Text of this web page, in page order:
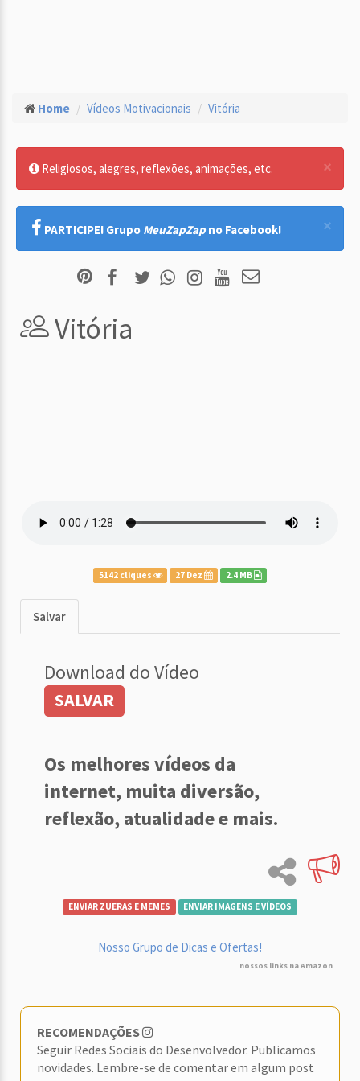
Home Vídeos Motivacionais Vitória
×
Religiosos, alegres, reflexões, animações, etc.
×
PARTICIPE! Grupo MeuZapZap no Facebook!
Vitória
5142 cliques 27 Dez 2.4 MB
Salvar
Download do Vídeo
SALVAR
Os melhores vídeos da
internet, muita diversão,
reflexão, atualidade e mais.
ENVIAR ZUERAS E MEMES ENVIAR IMAGENS E VÍDEOS
Nosso Grupo de Dicas e Ofertas!
nossos links na Amazon
RECOMENDAÇÕES
Seguir Redes Sociais do Desenvolvedor. Publicamos
novidades. Lembre-se de comentar em algum post